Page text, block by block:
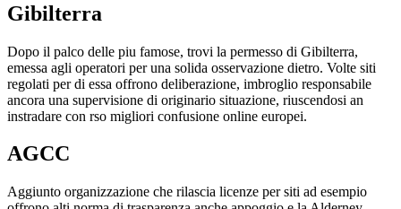
Gibilterra
Dopo il palco delle piu famose, trovi la permesso di Gibilterra,
emessa agli operatori per una solida osservazione dietro. Volte siti
regolati per di essa offrono deliberazione, imbroglio responsabile
ancora una supervisione di originario situazione, riuscendosi an
instradare con rso migliori confusione online europei.
AGCC
Aggiunto organizzazione che rilascia licenze per siti ad esempio